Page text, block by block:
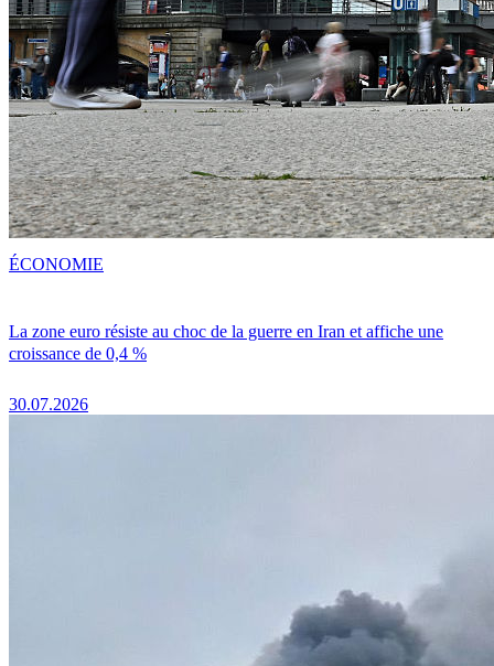
La zone euro résiste au choc de la guerre en Iran et affiche une
croissance de 0,4 %
30.07.2026
ÉCONOMIE